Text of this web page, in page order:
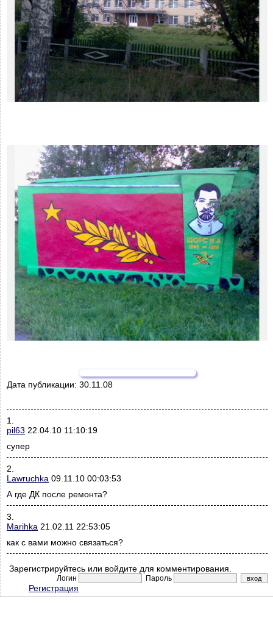
Дата публикации: 30.11.08
1.
pil63 22.04.10 11:10:19
супер
2.
Lawruchka 09.11.10 00:03:53
А где ДК после ремонта?
3.
Marihka 21.02.11 22:53:05
как с вами можно связаться?
Зарегистрируйтесь или войдите для комментирования.
Логин Пароль
Регистрация